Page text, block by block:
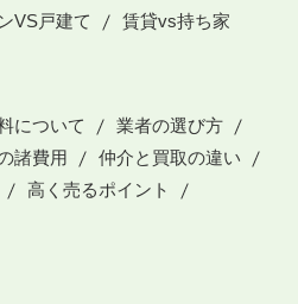
VS戸建て 賃貸vs持ち家
について
業者の選び方
諸費用
仲介と買取の違い
高く売るポイント